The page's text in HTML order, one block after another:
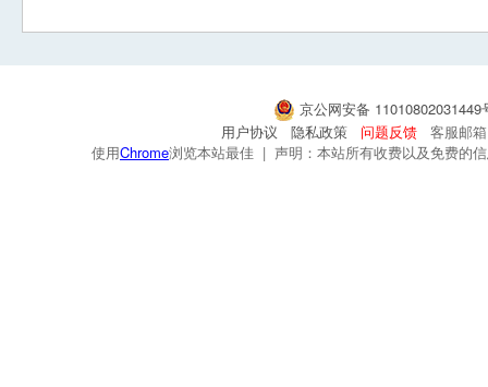
京公网安备
用户协议
隐私政策 问题反馈
客服邮
使用Chrome浏览本站最佳 | 声明：本站所有收费以及免费的